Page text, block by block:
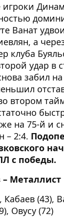
игроки
Ванат
а
клуба
удар в
забил
втором
на 75-й и
– 2:4.
с победы.
Металлист
(43),
Овусу (72)